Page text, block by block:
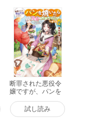
断罪された悪役令
嬢ですが、パンを
焼いたら聖女にジ
ョブチェンジしま
した!? 電子書籍版
試し読み